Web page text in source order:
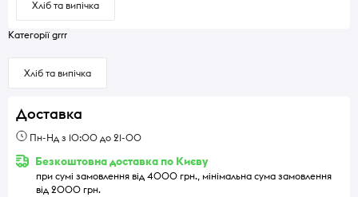
Хліб та випічка
Категорії grrr
Хліб та випічка
Доставка
Пн-Нд з 10:00 до 21-00
Безкоштовна доставка по Києву
при сумі замовлення від 4000 грн., мінімальна сума замовлення
від 2000 грн.